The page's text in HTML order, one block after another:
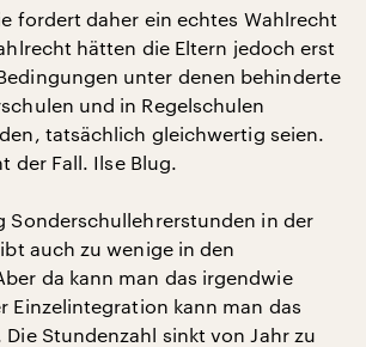
fordert daher ein echtes Wahlrecht
hätten die Eltern jedoch erst
unter denen behinderte
und in Regelschulen
tatsächlich gleichwertig seien.
der Fall. Ilse Blug.
Sonderschullehrerstunden in der
auch zu wenige in den
da kann man das irgendwie
Einzelintegration kann man das
Stundenzahl sinkt von Jahr zu